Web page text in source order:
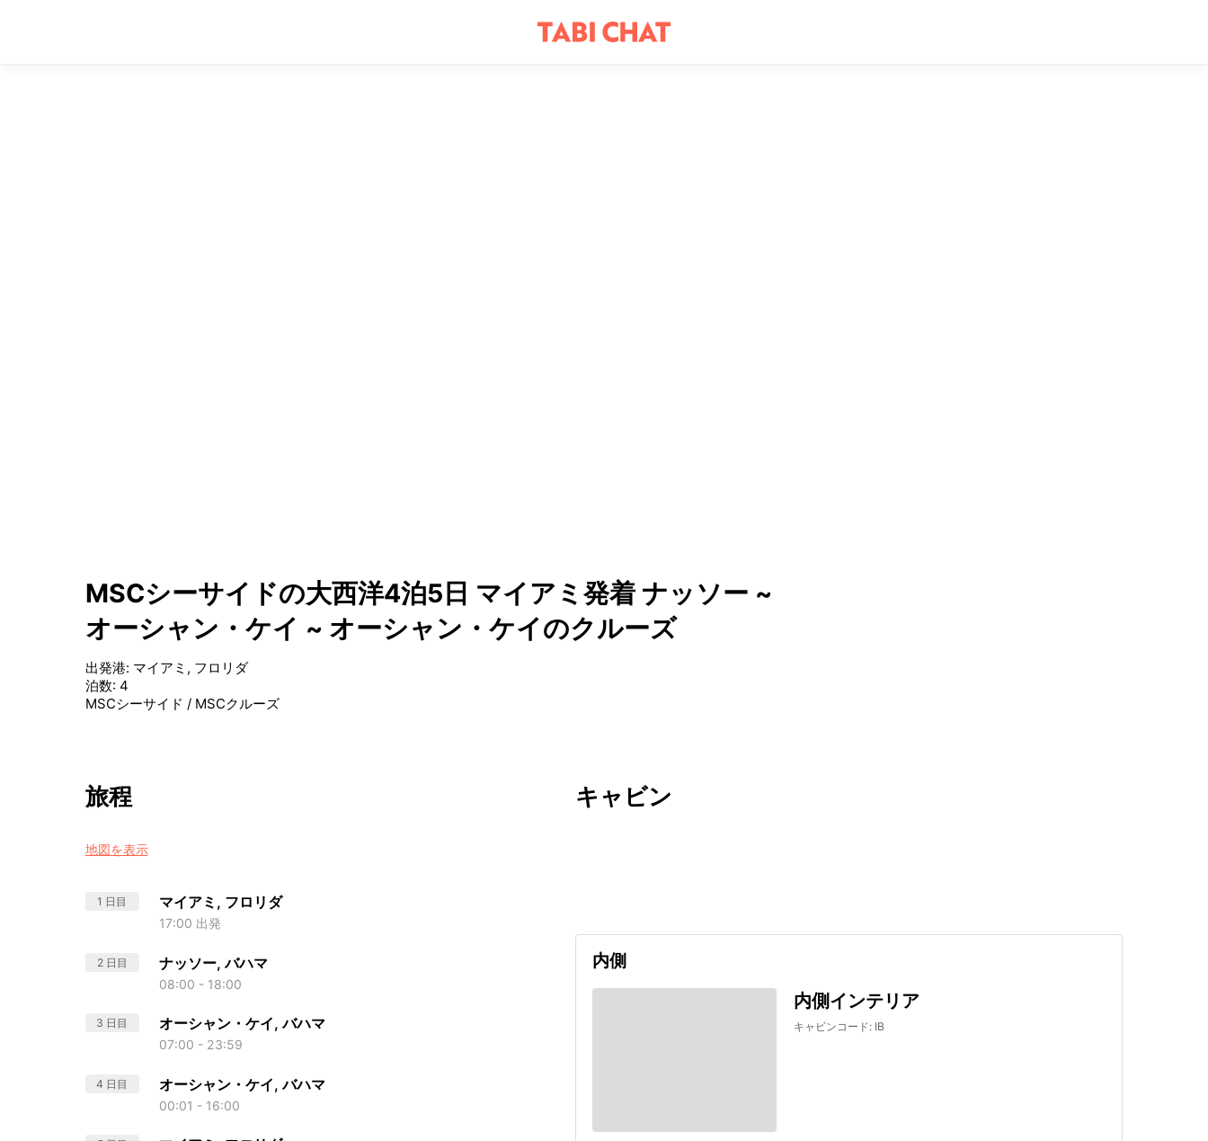
MSCシーサイドの大西洋4泊5日 マイアミ発着 ナッソー ~
オーシャン・ケイ ~ オーシャン・ケイのクルーズ
出発港: マイアミ, フロリダ
泊数: 4
MSCシーサイド / MSCクルーズ
旅程
地図を表示
1 日目 マイアミ, フロリダ
17:00 出発
2 日目 ナッソー, バハマ
08:00 - 18:00
3 日目 オーシャン・ケイ, バハマ
07:00 - 23:59
4 日目 オーシャン・ケイ, バハマ
00:01 - 16:00
キャビン
内側
内側インテリア
キャビンコード: IB